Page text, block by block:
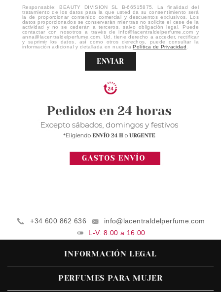
Responsable: BEAUTY DIVISION SL B-66515875. La finalidad del
tratamiento de los datos para la que usted da su consentimiento será
la de proporcionar contenido comercial y descuentos exclusivos. Los
datos proporcionados se conservarán mientras no solicite el cese de la
actividad y no se cederán a terceros, salvo obligación legal. Puede
contactar con nosotros a través de info@lacentraldelperfume.com y
anna@lacentraldelperfume.com. Ud. tiene derecho a acceder, rectificar
y suprimir los datos, así como otros derechos, puede consultar la
información adicional y detallada en nuestraPolítica de Privacidad
ENVIAR
+34 600 862 636
info@lacentraldelperfume.com
L-V: 8:00 a 16:00
INFORMACIÓN LEGAL
PERFUMES PARA MUJER